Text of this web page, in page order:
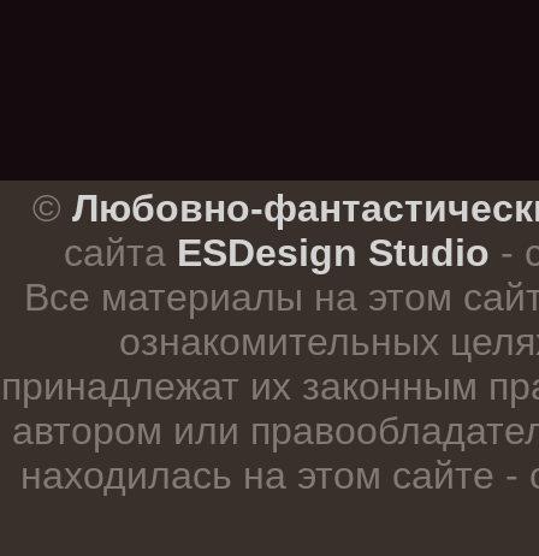
© Любовно-
сайта ESDesign Studio -
Все материалы на этом
ознакомительных
принадлежат их законным
автором или
находилась на этом сайте